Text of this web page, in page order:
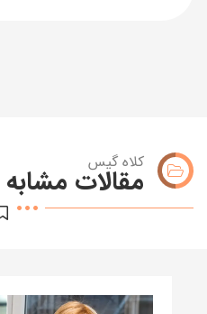
کلاه گیس
مقالات مشابه